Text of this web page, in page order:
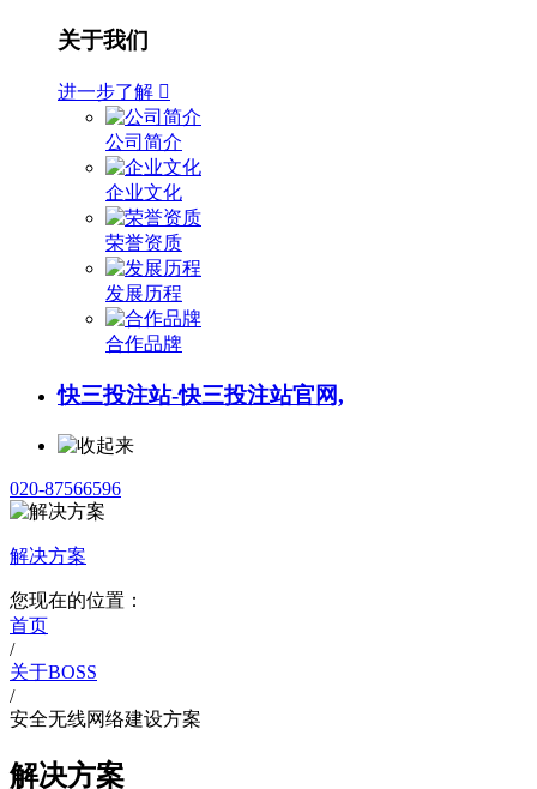
关于我们
进一步了解 
公司简介
企业文化
荣誉资质
发展历程
合作品牌
快三投注站-快三投注站官网,
020-87566596
解决方案
您现在的位置：
首页
/
关于BOSS
/
安全无线网络建设方案
解决方案